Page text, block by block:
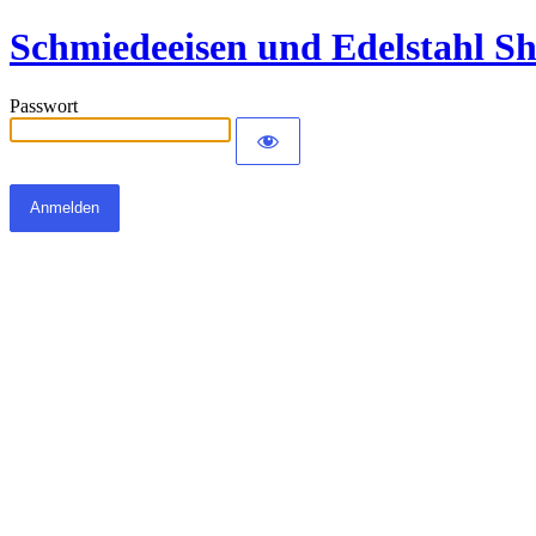
Schmiedeeisen und Edelstahl
Passwort